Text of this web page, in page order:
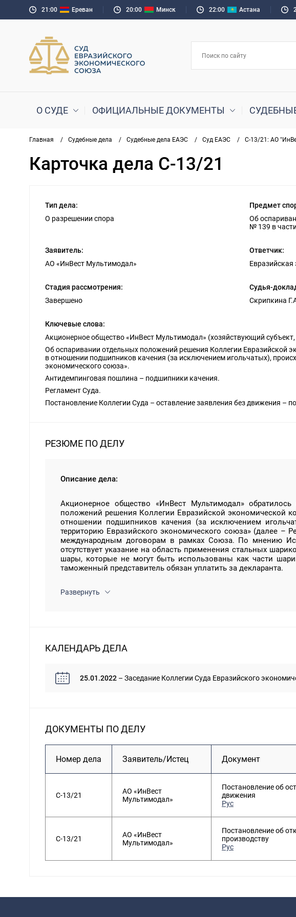
21:01 Ереван 20:01 Минск 22:01 Астана
О СУДЕ ОФИЦИАЛЬНЫЕ ДОКУМЕНТЫ
Главная / Судебные дела / Судебные дела ЕАЭС / Суд ЕАЭС / С-13/21: АО
Карточка дела С-13/21
Тип дела:
О разрешении спора
Предмет
Об
№ 139 в части
Заявитель:
АО «ИнВест Мультимодал»
Ответчик:
Стадия рассмотрения:
Завершено
Судья-
Скрипкина
Ключевые слова:
Акционерное общество «ИнВест Мультимодал» (хозяйствующий
Об оспаривании отдельных положений решения Коллегии Евразийской
в отношении подшипников качения (за исключением игольчатых),
экономического союза».
Антидемпинговая пошлина – подшипники качения.
Регламент Суда.
Постановление Коллегии Суда – оставление заявления без движения –
РЕЗЮМЕ ПО ДЕЛУ
Описание дела:
Акционерное общество «ИнВест Мультимодал»
положений решения Коллегии Евразийской экономической
отношении подшипников качения (за исключением
территорию Евразийского экономического союза» (далее
международным договорам в рамках Союза. По мнению
отсутствует указание на область применения стальных
шары, которые не могут быть использованы как части
таможенный представитель обязан уплатить за декларанта.
Развернуть
КАЛЕНДАРЬ ДЕЛА
25.01.2022 – Заседание Коллегии Суда Евразийского
ДОКУМЕНТЫ ПО ДЕЛУ
Номер дела Заявитель/Истец Документ
С-13/21
АО «ИнВест
Мультимодал»
Постановление об
движения
Рус
С-13/21
АО «ИнВест
Мультимодал»
Постановление об
производству
Рус